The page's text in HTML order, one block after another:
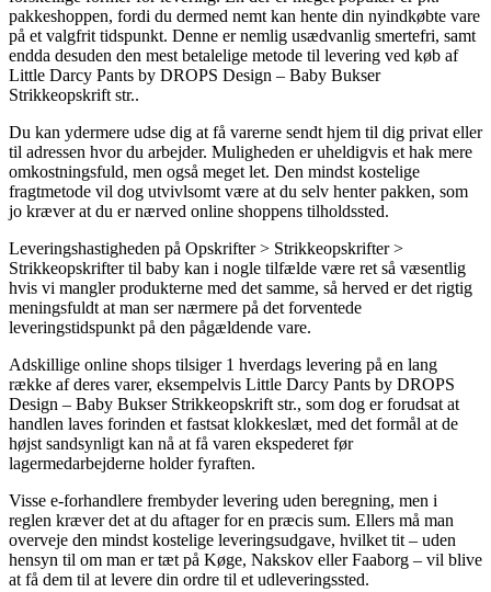
pakkeshoppen, fordi du dermed nemt kan hente din nyindkøbte vare
på et valgfrit tidspunkt. Denne er nemlig usædvanlig smertefri, samt
endda desuden den mest betalelige metode til levering ved køb af
Little Darcy Pants by DROPS Design – Baby Bukser
Strikkeopskrift str..
Du kan ydermere udse dig at få varerne sendt hjem til dig privat eller
til adressen hvor du arbejder. Muligheden er uheldigvis et hak mere
omkostningsfuld, men også meget let. Den mindst kostelige
fragtmetode vil dog utvivlsomt være at du selv henter pakken, som
jo kræver at du er nærved online shoppens tilholdssted.
Leveringshastigheden på Opskrifter > Strikkeopskrifter >
Strikkeopskrifter til baby kan i nogle tilfælde være ret så væsentlig
hvis vi mangler produkterne med det samme, så herved er det rigtig
meningsfuldt at man ser nærmere på det forventede
leveringstidspunkt på den pågældende vare.
Adskillige online shops tilsiger 1 hverdags levering på en lang
række af deres varer, eksempelvis Little Darcy Pants by DROPS
Design – Baby Bukser Strikkeopskrift str., som dog er forudsat at
handlen laves forinden et fastsat klokkeslæt, med det formål at de
højst sandsynligt kan nå at få varen ekspederet før
lagermedarbejderne holder fyraften.
Visse e-forhandlere frembyder levering uden beregning, men i
reglen kræver det at du aftager for en præcis sum. Ellers må man
overveje den mindst kostelige leveringsudgave, hvilket tit – uden
hensyn til om man er tæt på Køge, Nakskov eller Faaborg – vil blive
at få dem til at levere din ordre til et udleveringssted.